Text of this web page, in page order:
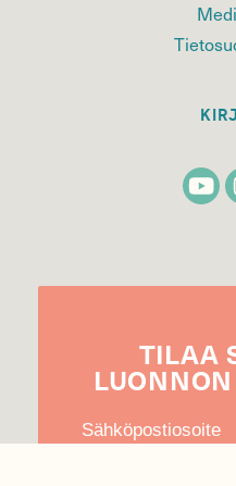
TILAA
LUONNON
Sähköpostiosoite